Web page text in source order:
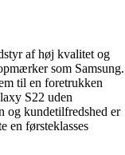
af høj kvalitet og
som Samsung.
til en foretrukken
S22 uden
og kundetilfredshed er
en førsteklasses